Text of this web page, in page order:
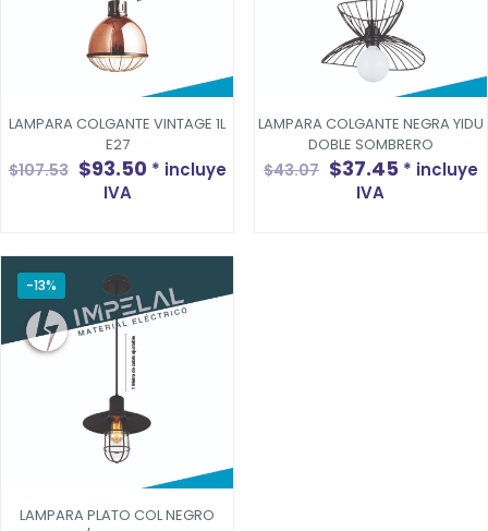
LAMPARA COLGANTE VINTAGE 1L
E27
$107.53 El
precio
$107.53.
$93.50El
precio
$93.50.
* incluye
IVA
LAMPARA COLGANTE NEGRA YIDU
DOBLE SOMBRERO
$43.07 El
precio
$37.45El
precio
* incluye
IVA
-13%
LAMPARA PLATO COL NEGRO